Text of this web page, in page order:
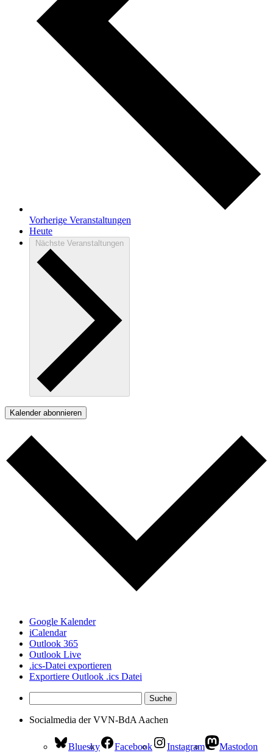
Vorherige Veranstaltungen
Heute
Nächste Veranstaltungen
Kalender abonnieren
Google Kalender
iCalendar
Outlook 365
Outlook Live
.ics-Datei exportieren
Exportiere Outlook .ics Datei
Socialmedia der VVN-BdA Aachen
Bluesky Facebook Instagram
Mastodon